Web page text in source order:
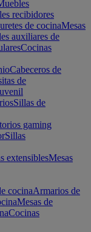
recibidores
de cocinaMesas
auxiliares de
Cocinas
Cabeceros de
de
Sillas de
gaming
Sillas
extensiblesMesas
cocinaArmarios de
Mesas de
Cocinas